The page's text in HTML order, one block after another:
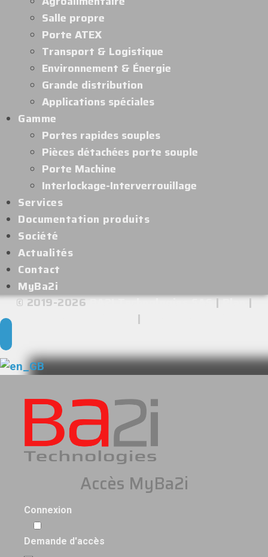
Salle propre
Porte ATEX
Transport & Logistique
Environnement & Énergie
Grande distribution
Applications spéciales
Gamme
Portes rapides souples
Pièces détachées porte souple
Porte Machine
Interlockage-Interverrouillage
Services
Documentation produits
Société
Actualités
Contact
MyBa2i
© 2019-2026BA2I Technologies SAS|Plan|
|
Accès MyBa2i
Connexion
Demande d'accès